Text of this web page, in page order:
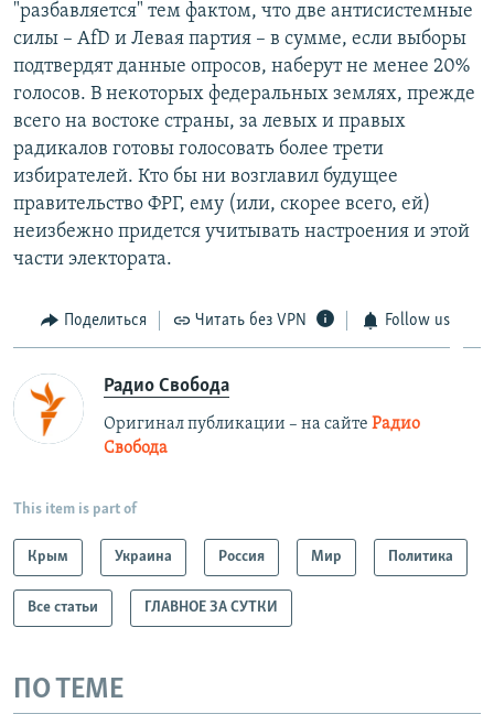
"разбавляется" тем фактом, что две антисистемные
силы – AfD и Левая партия – в сумме, если выборы
подтвердят данные опросов, наберут не менее 20%
голосов. В некоторых федеральных землях, прежде
всего на востоке страны, за левых и правых
радикалов готовы голосовать более трети
избирателей. Кто бы ни возглавил будущее
правительство ФРГ, ему (или, скорее всего, ей)
неизбежно придется учитывать настроения и этой
части электората.
Поделиться Читать без VPN Follow us
Радио Свобода
Оригинал публикации – на сайте Радио
Свобода
This item is part of
Крым Украина Россия Мир Политика
Все статьи ГЛАВНОЕ ЗА СУТКИ
ПО ТЕМЕ